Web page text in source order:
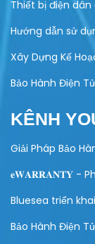
Thiết bị điện dân
Hướng dẫn sử
Xây Dựng Kế
Bảo Hành Điện
KÊNH
Giải Pháp Bảo
𝐞𝐖𝐀𝐑𝐑𝐀𝐍𝐓𝐘 -
Bluesea triển
Bảo Hành Điện